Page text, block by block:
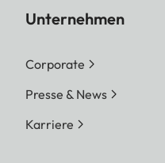
Unternehmen
Corporate
Presse & News
Karriere